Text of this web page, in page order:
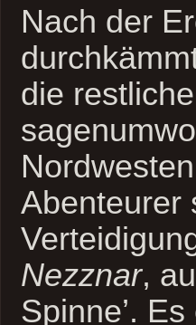
Nach der
die
Abenteurer
Nezznar,
Spinne’.